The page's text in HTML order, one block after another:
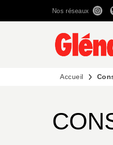
Nos réseaux
Accueil